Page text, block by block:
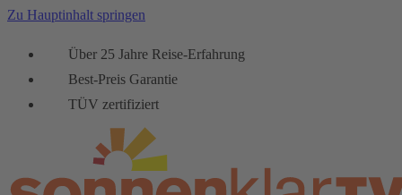
Zu Hauptinhalt springen
Über 25 Jahre Reise-Erfahrung
Best-Preis Garantie
TÜV zertifiziert